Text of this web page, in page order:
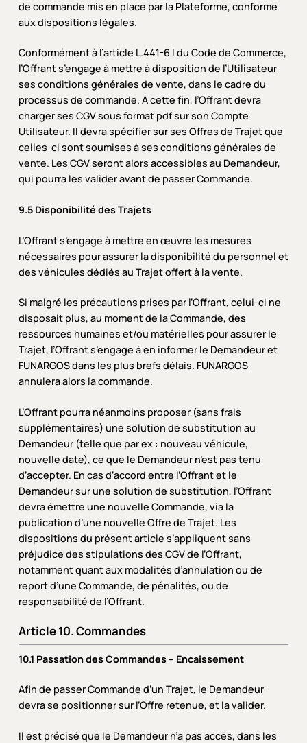
de commande mis en place par la Plateforme, conforme
aux dispositions légales.
Conformément à l’article L.441-6 I du Code de Commerce,
l’Offrant s’engage à mettre à disposition de l’Utilisateur
ses conditions générales de vente, dans le cadre du
processus de commande. A cette fin, l’Offrant devra
charger ses CGV sous format pdf sur son Compte
Utilisateur. Il devra spécifier sur ses Offres de Trajet que
celles-ci sont soumises à ses conditions générales de
vente. Les CGV seront alors accessibles au Demandeur,
qui pourra les valider avant de passer Commande.
9.5 Disponibilité des Trajets
L’Offrant s’engage à mettre en œuvre les mesures
nécessaires pour assurer la disponibilité du personnel et
des véhicules dédiés au Trajet offert à la vente.
Si malgré les précautions prises par l’Offrant, celui-ci ne
disposait plus, au moment de la Commande, des
ressources humaines et/ou matérielles pour assurer le
Trajet, l’Offrant s’engage à en informer le Demandeur et
FUNARGOS dans les plus brefs délais. FUNARGOS
annulera alors la commande.
L’Offrant pourra néanmoins proposer (sans frais
supplémentaires) une solution de substitution au
Demandeur (telle que par ex : nouveau véhicule,
nouvelle date), ce que le Demandeur n’est pas tenu
d’accepter. En cas d’accord entre l’Offrant et le
Demandeur sur une solution de substitution, l’Offrant
devra émettre une nouvelle Commande, via la
publication d’une nouvelle Offre de Trajet. Les
dispositions du présent article s’appliquent sans
préjudice des stipulations des CGV de l’Offrant,
notamment quant aux modalités d’annulation ou de
report d’une Commande, de pénalités, ou de
responsabilité de l’Offrant.
Article 10. Commandes
10.1 Passation des Commandes – Encaissement
Afin de passer Commande d’un Trajet, le Demandeur
devra se positionner sur l’Offre retenue, et la valider.
Il est précisé que le Demandeur n’a pas accès, dans les